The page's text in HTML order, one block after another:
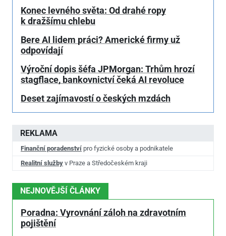
REKLAMA
Finanční poradenství pro fyzické osoby a podnikatele
Realitní služby v Praze a Středočeském kraji
NEJNOVĚJŠÍ ČLÁNKY
Poradna: Vyrovnání záloh na zdravotním
pojištění
Konec levného světa: Od drahé ropy
k dražšímu chlebu
Bere AI lidem práci? Americké firmy už
odpovídají
Výroční dopis šéfa JPMorgan: Trhům hrozí
stagflace, bankovnictví čeká AI revoluce
Deset zajímavostí o českých mzdách